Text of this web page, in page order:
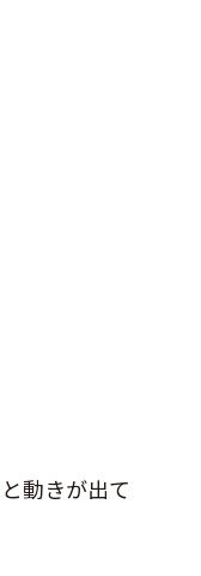
動きが出て